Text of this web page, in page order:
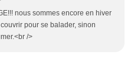
nous sommes encore en hiver
pour se balader, sinon
/>